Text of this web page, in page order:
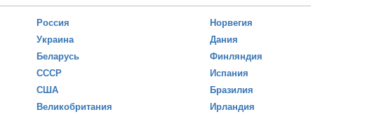
Россия
Украина
Беларусь
СССР
США
Великобритания
Норвегия
Дания
Финляндия
Испания
Бразилия
Ирландия